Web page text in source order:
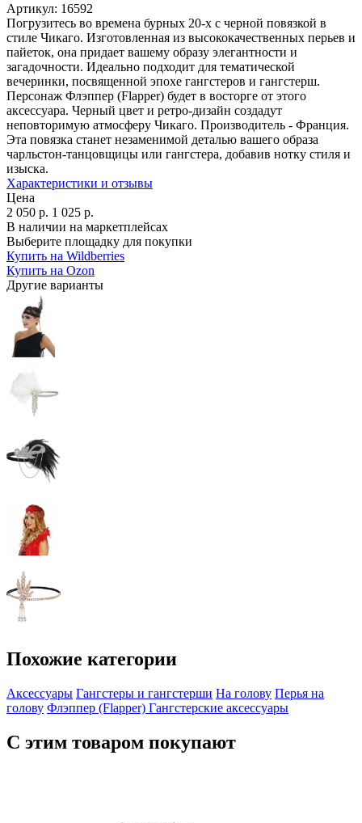
Артикул: 16592
Погрузитесь во времена бурных 20-х с черной повязкой в
стиле Чикаго. Изготовленная из высококачественных перьев и
пайеток, она придает вашему образу элегантности и
загадочности. Идеально подходит для тематической
вечеринки, посвященной эпохе гангстеров и гангстерш.
Персонаж Флэппер (Flapper) будет в восторге от этого
аксессуара. Черный цвет и ретро-дизайн создадут
неповторимую атмосферу Чикаго. Производитель - Франция.
Эта повязка станет незаменимой деталью вашего образа
чарльстон-танцовщицы или гангстера, добавив нотку стиля и
изыска.
Характеристики и отзывы
Цена
2 050 р. 1 025 р.
В наличии на маркетплейсах
Выберите площадку для покупки
Купить на Wildberries
Купить на Ozon
Другие варианты
Похожие категории
Аксессуары Гангстеры и гангстерши На голову Перья на
голову Флэппер (Flapper) Гангстерские аксессуары
С этим товаром покупают